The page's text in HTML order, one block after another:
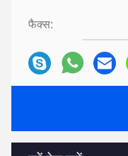
फैक्स: